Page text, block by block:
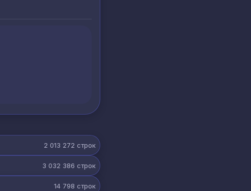
2 013 272 строк
3 032 386 строк
14 798 строк